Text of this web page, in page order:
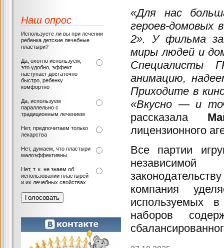
«Для нас
героев-домовых
2». У фильма
миры людей и
Специалисты
анимацию,
Приходите в
«Вкусно — и
рассказала
лицензионного
Все партии
независимой
компания
используемых
наборов
Наш опрос
Используете ли вы при лечении
ребенка детские лечебные
пластыри?
Да, охотно используем,
это удобно, эффект
наступает достаточно
быстро, ребенку
комфортно
Да, используем
параллельно с
традиционным лечением
Нет, предпочитаем только
лекарства
Нет, думаем, что пластыри
малоэффективны
Нет, т. к. не знаем об
использовании пластырей
и их лечебных свойствах